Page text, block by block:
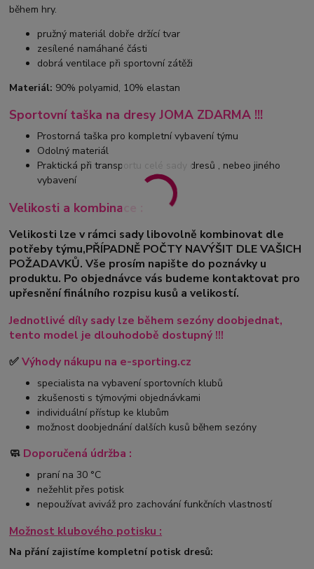
během hry.
pružný materiál dobře držící tvar
zesílené namáhané části
dobrá ventilace při sportovní zátěži
Materiál: 90% polyamid, 10% elastan
Sportovní taška na dresy JOMA ZDARMA !!!
Prostorná taška pro kompletní vybavení týmu
Odolný materiál
Praktická při transportu celé sady dresů , nebeo jiného
vybavení
Velikosti a kombinace :
Velikosti lze v rámci sady libovolně kombinovat dle
potřeby týmu,PŘÍPADNĚ POČTY NAVÝŠIT DLE VAŠICH
POŽADAVKŮ. Vše prosím napište do poznávky u
produktu. Po objednávce vás budeme kontaktovat pro
upřesnění finálního rozpisu kusů a velikostí.
Jednotlivé díly sady lze během sezóny doobjednat,
tento model je dlouhodobě dostupný !!!
✅Výhody nákupu na e-sporting.cz
specialista na vybavení sportovních klubů
zkušenosti s týmovými objednávkami
individuální přístup ke klubům
možnost doobjednání dalších kusů během sezóny
🧼 Doporučená údržba :
praní na 30 °C
nežehlit přes potisk
nepoužívat aviváž pro zachování funkčních vlastností
Možnost klubového potisku :
Na přání zajistíme kompletní potisk dresů: